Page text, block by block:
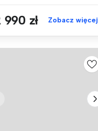
990 zł Zobacz więcej